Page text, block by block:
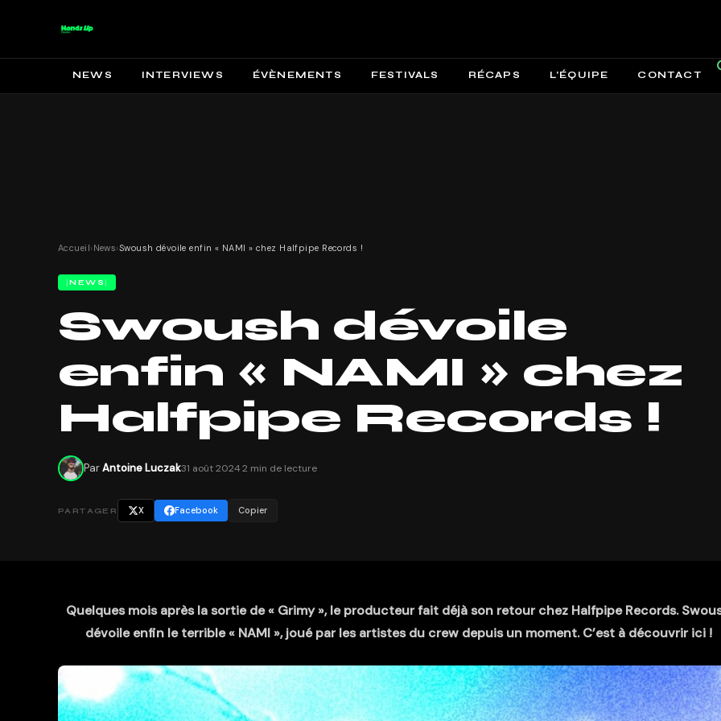
NEWS INTERVIEWS ÉVÈNEMENTS FESTIVALS RÉCAPS L’ÉQUIPE CONTACT
Accueil› News›Swoush dévoile enfin « NAMI » chez Halfpipe Records !
NEWS
Swoush dévoile
enfin « NAMI » chez
Halfpipe Records !
ParAntoine Luczak31 août 20242 min de lecture
PARTAGER X Facebook Copier
Quelques mois après la sortie de « Grimy », le producteur fait déjà son retour chez Halfpipe Records.
dévoile enfin le terrible « NAMI », joué par les artistes du crew depuis un moment. C’est à découvrir ici !